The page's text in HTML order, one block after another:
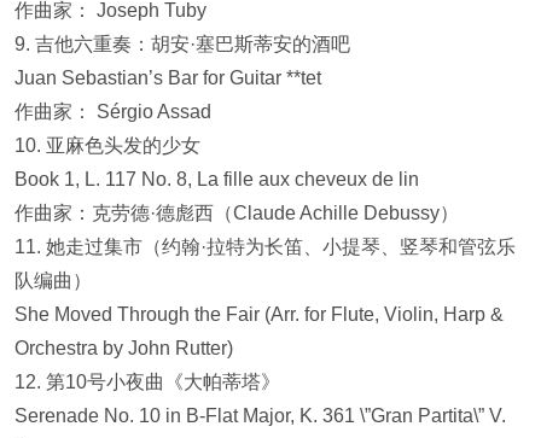
作曲家： Joseph Tuby
9. 吉他六重奏：胡安·塞巴斯蒂安的酒吧
Juan Sebastian’s Bar for Guitar **tet
作曲家： Sérgio Assad
10. 亚麻色头发的少女
Book 1, L. 117 No. 8, La fille aux cheveux de lin
作曲家：克劳德·德彪西（Claude Achille Debussy）
11. 她走过集市（约翰·拉特为长笛、小提琴、竖琴和管弦乐
队编曲）
She Moved Through the Fair (Arr. for Flute, Violin, Harp &
Orchestra by John Rutter)
12. 第10号小夜曲《大帕蒂塔》
Serenade No. 10 in B-Flat Major, K. 361 \”Gran Partita\” V.